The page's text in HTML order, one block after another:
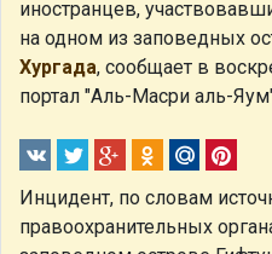
иностранцев,
на одном из заповедных
Хургада, сообщает в
портал "Аль-Масри аль-
Инцидент, по словам
правоохранительных